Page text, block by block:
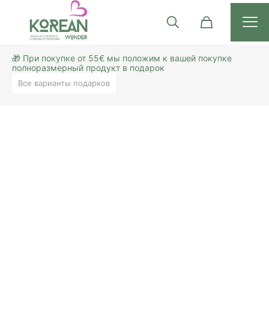
🎁 При покупке от 55€ мы положим к вашей покупке
полноразмерный продукт в подарок
Все варианты подарков